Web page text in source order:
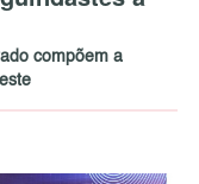
compõem a